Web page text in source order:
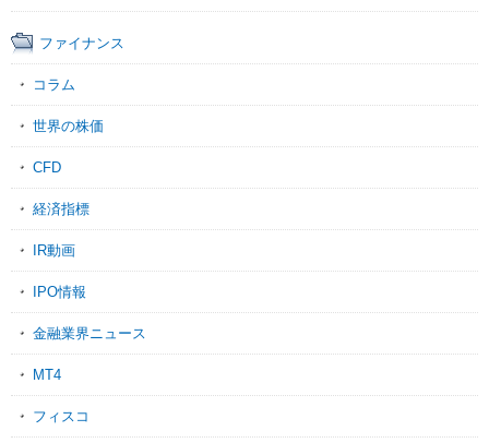
ファイナンス
コラム
世界の株価
CFD
経済指標
IR動画
IPO情報
金融業界ニュース
MT4
フィスコ